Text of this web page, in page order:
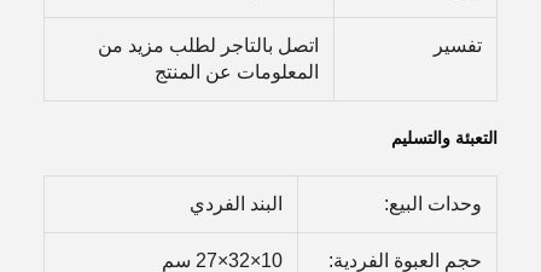
تفسير
اتصل بالتاجر لطلب مزيد من
المعلومات عن المنتج
التعبئة والتسليم
وحدات البيع: البند الفردي
حجم العبوة الفردية: 10×32×27 سم